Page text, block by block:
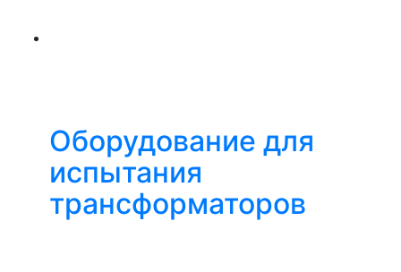
Оборудование для
испытания
трансформаторов